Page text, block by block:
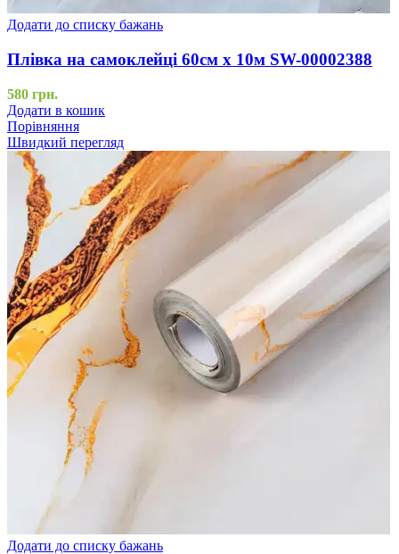
Додати до списку бажань
Плівка на самоклейці 60см х 10м SW-00002388
580 грн.
Додати в кошик
Порівняння
Швидкий перегляд
Додати до списку бажань